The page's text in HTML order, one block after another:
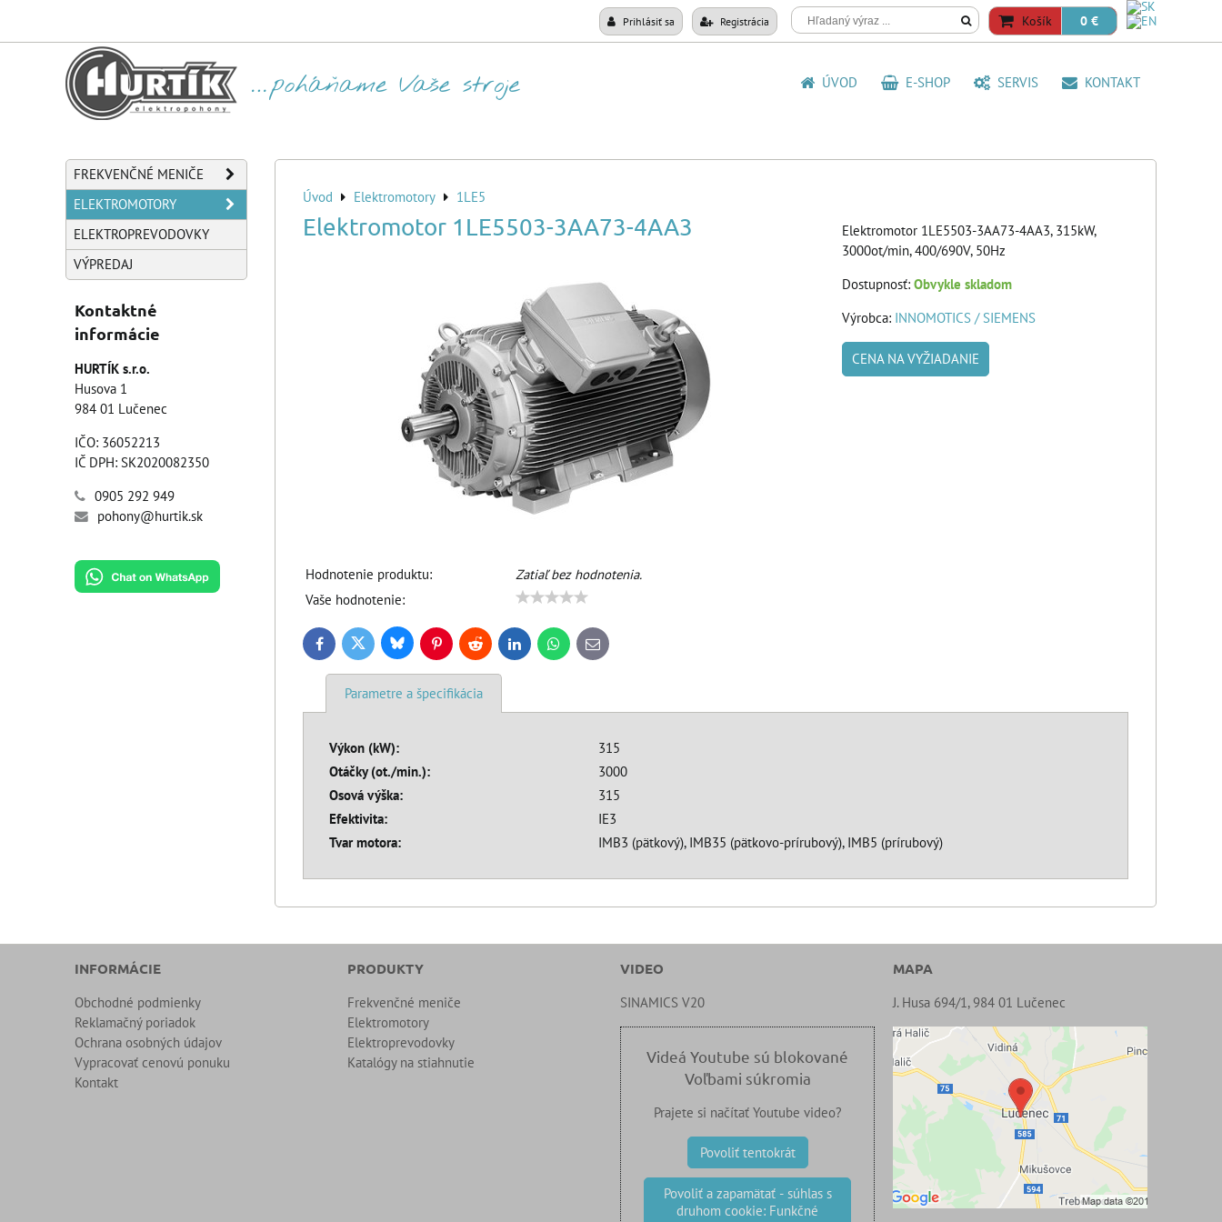
Prihlásiť sa Registrácia Košík 0 €
ÚVOD E-SHOP SERVIS KONTAKT
Úvod Elektromotory 1LE5
Elektromotor 1LE5503-3AA73-4AA3
Hodnotenie produktu:
Zatiaľ bez hodnotenia.
Vaše hodnotenie:
Elektromotor 1LE5503-3AA73-4AA3, 315kW,
3000ot/min, 400/690V, 50Hz
Dostupnosť: Obvykle skladom
Výrobca: INNOMOTICS / SIEMENS
CENA NA VYŽIADANIE
FacebookTwitter BlueskyPinterestReddit LinkedInWhatsApp
E-
mail
Parametre a špecifikácia
Výkon (kW):
315
Otáčky (ot./min.):
3000
Osová výška:
315
Efektivita:
IE3
Tvar motora:
IMB3 (pätkový), IMB35 (pätkovo-prírubový), IMB5 (prírubový)
FREKVENČNÉ MENIČE
ELEKTROMOTORY
ELEKTROPREVODOVKY
VÝPREDAJ
Kontaktné
informácie
HURTÍK s.r.o.
Husova 1
984 01 Lučenec
IČO: 36052213
IČ DPH: SK2020082350
0905 292 949
pohony@hurtik.sk
INFORMÁCIE
Obchodné podmienky
Reklamačný poriadok
Ochrana osobných údajov
Vypracovať cenovú ponuku
Kontakt
PRODUKTY
Frekvenčné meniče
Elektromotory
Elektroprevodovky
Katalógy na stiahnutie
VIDEO
SINAMICS V20
Videá Youtube sú blokované
Voľbami súkromia
Prajete si načítať Youtube video?
Povoliť tentokrát
Povoliť a zapamätať - súhlas s
druhom cookie: Funkčné
MAPA
J. Husa 694/1, 984 01 Lučenec